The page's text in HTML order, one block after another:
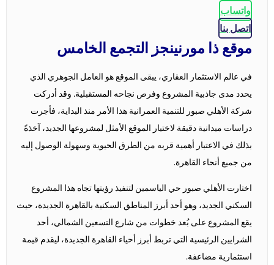
واتساب
اتصل بنا
موقع ذا مورنينجز التجمع الخامس
في عالم الاستثمار العقاري، يبقى الموقع هو العامل الجوهري الذي
يحدد مدى جاذبية المشروع وفرص نجاحه المستقبلية. وقد أدركت
شركة الأهلي صبور للتنمية العمرانية هذا الأمر منذ البداية، فأجرت
دراسات ميدانية دقيقة لاختيار الموقع الأمثل لمشروعها الجديد، آخذةً
بذلك في الاعتبار أهمية قربه من الطرق الحيوية وسهولة الوصول إليه
من جميع أنحاء القاهرة.
اختارت الأهلي صبور حي الياسمين لتنفيذ رؤيتها تجاه هذا المشروع
السكني الجديد، وهو أحد أبرز المناطق السكنية بالقاهرة الجديدة، حيث
يقع المشروع على بُعد خطوات من شارع التسعين الشمالي، أحد
الشرايين الرئيسية التي تربط أبرز أحياء القاهرة الجديدة، ليقدم قيمة
استثمارية مضاعفة.